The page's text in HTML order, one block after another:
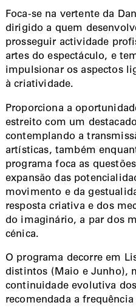
Foca-se na vertente da
dirigido a quem
prosseguir actividade
artes do espectáculo, e
impulsionar os aspectos
à criatividade.
Proporciona a
estreito com um
contemplando a
artísticas, também
programa foca as
expansão das
movimento e da
resposta criativa e dos
do imaginário, a par dos
cénica.
O programa decorre em
distintos (Maio e Junho),
continuidade evolutiva
recomendada a